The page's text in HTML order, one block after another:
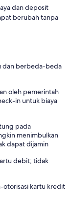
dan deposit
berubah tanpa
dan berbeda-beda
oleh pemerintah
in untuk biaya
pada
menimbulkan
dapat dijamin
debit; tidak
otorisasi kartu kredit